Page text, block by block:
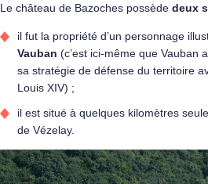
Le château de Bazoches possède deux
il fut la propriété d’un personnage
Vauban (c’est ici-même que Vauban
sa stratégie de défense du territoire
Louis XIV) ;
il est situé à quelques kilomètres
de Vézelay.